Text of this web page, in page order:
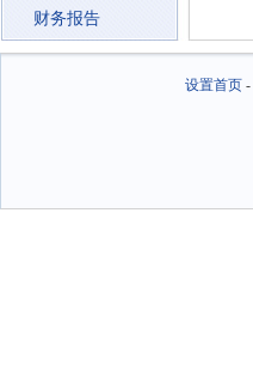
财务报告
设置首页-